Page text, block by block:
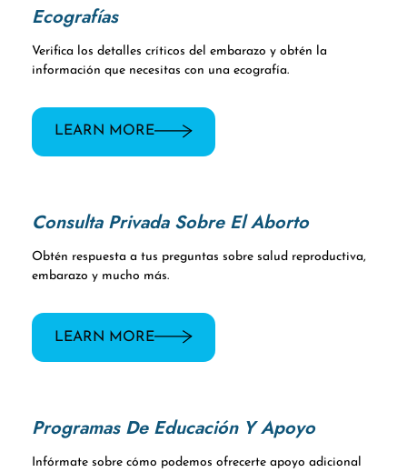
Ecografías
Verifica los detalles críticos del embarazo y obtén la
información que necesitas con una ecografía.
LEARN MORE
Consulta Privada Sobre El Aborto
Obtén respuesta a tus preguntas sobre salud reproductiva,
embarazo y mucho más.
LEARN MORE
Programas De Educación Y Apoyo
Infórmate sobre cómo podemos ofrecerte apoyo adicional